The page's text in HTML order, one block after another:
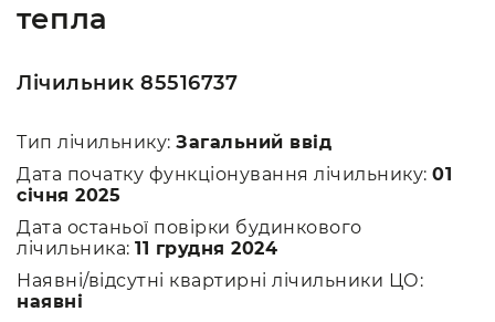
тепла
Лічильник 85516737
Тип лічильнику: Загальний ввід
Дата початку функціонування лічильнику: 01
січня 2025
Дата останьої повірки будинкового
лічильника: 11 грудня 2024
Наявні/відсутні квартирні лічильники ЦО:
наявні